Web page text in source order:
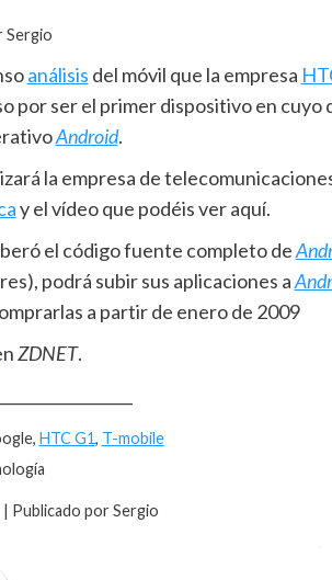
Sergio
análisis del móvil que la empresa
por ser el primer dispositivo en
Android.
la empresa de
y el vídeo que podéis ver aquí.
el código fuente completo de
podrá subir sus aplicaciones a
a partir de enero de 2009
ZDNET.
HTC G1, T-mobile
Publicado por Sergio